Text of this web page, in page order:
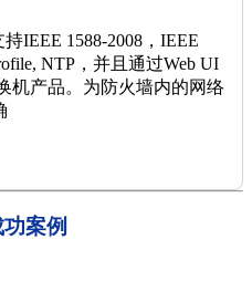
IEEE 1588-2008，IEEE
NTP，并且通过Web UI
机产品。为防火墙内的网络
案例